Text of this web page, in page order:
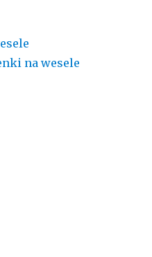
na wesele